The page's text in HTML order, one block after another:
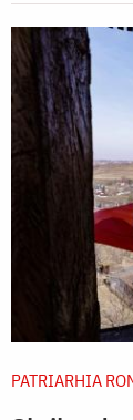
PATRIARHIA